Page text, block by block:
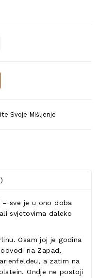
Svoje Mišljenje
sve je u ono doba
svjetovima daleko
Osam joj je godina
na Zapad,
a zatim na
Ondje ne postoji